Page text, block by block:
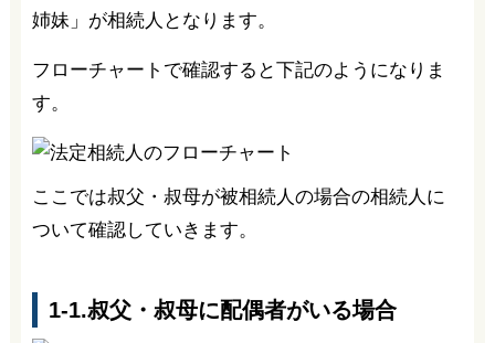
姉妹」が相続人となります。
フローチャートで確認すると下記のようになりま
す。
ここでは叔父・叔母が被相続人の場合の相続人に
ついて確認していきます。
1-1.叔父・叔母に配偶者がいる場合